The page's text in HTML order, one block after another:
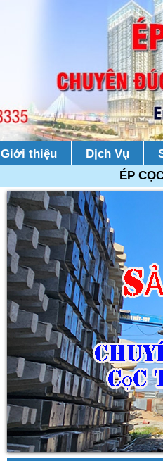
Giới thiệu Dịch Vụ
ÉP CỌC